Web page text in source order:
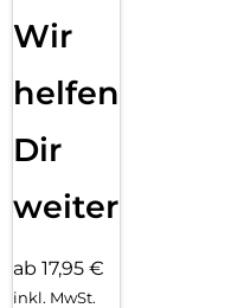
Wir
helfen
Dir
weiter
ab 17,95 €
inkl. MwSt.